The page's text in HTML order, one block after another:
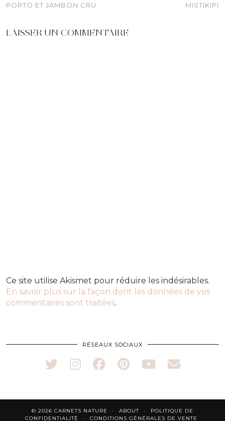
PORTO ET JAMBON CRU
MISTIKIPI
LAISSER UN COMMENTAIRE
Ce site utilise Akismet pour réduire les indésirables.
En savoir plus sur la façon dont les données de vos
commentaires sont traitées.
RÉSEAUX SOCIAUX
© 2026 CARNETS NATURE ABOUT
POLITIQUE DE
CONFIDENTIALITÉ
CONDITIONS GÉNÉRALES DE VENTE